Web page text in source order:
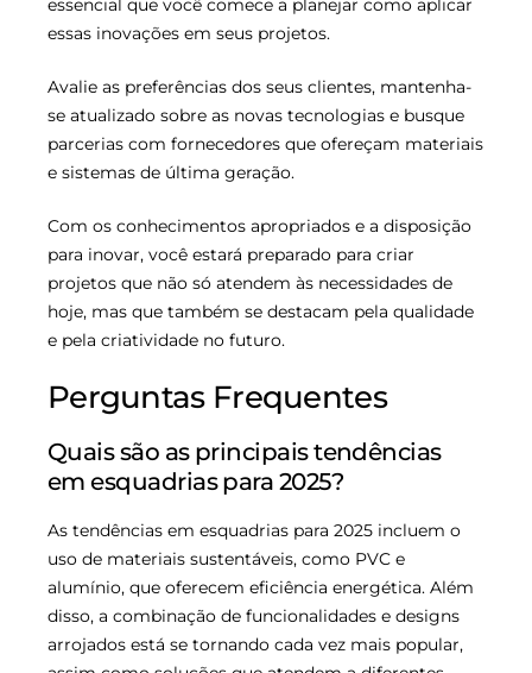
essencial que você comece a planejar como aplicar
essas inovações em seus projetos.
Avalie as preferências dos seus clientes, mantenha-
se atualizado sobre as novas tecnologias e busque
parcerias com fornecedores que ofereçam materiais
e sistemas de última geração.
Com os conhecimentos apropriados e a disposição
para inovar, você estará preparado para criar
projetos que não só atendem às necessidades de
hoje, mas que também se destacam pela qualidade
e pela criatividade no futuro.
Perguntas Frequentes
Quais são as principais tendências
em esquadrias para 2025?
As tendências em esquadrias para 2025 incluem o
uso de materiais sustentáveis, como PVC e
alumínio, que oferecem eficiência energética. Além
disso, a combinação de funcionalidades e designs
arrojados está se tornando cada vez mais popular,